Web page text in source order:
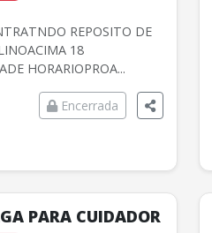
REPOSITO DE
18
HORARIOPROA...
Encerrada
PARA CUIDADOR